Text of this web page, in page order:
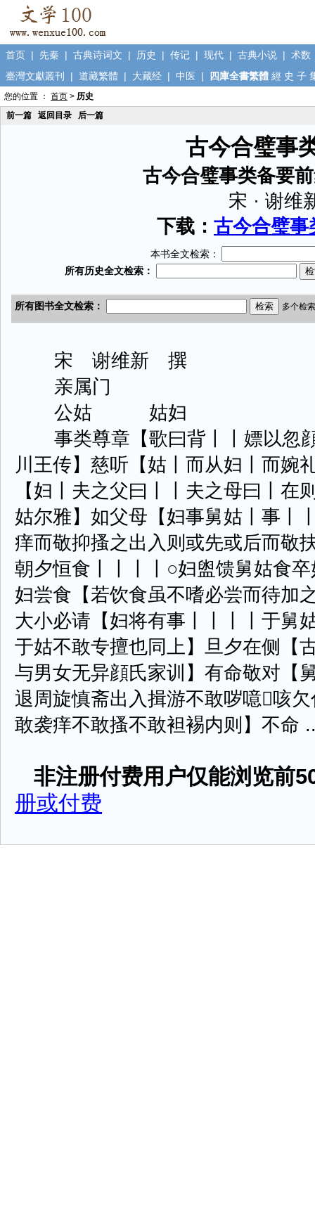
首页 | 先秦 | 古典诗词文 | 历史 | 传记 | 现代 | 古典小说 | 术数
臺灣文獻叢刊
| 道藏繁體 | 大藏经 | 中医 | 四庫全書繁體 經 史 子
您的位置 ： 首页 > 历史
前一篇
返回目录 后一篇
古今合璧事
古今合璧事类备要
宋 · 谢维
下载： 古今合璧
本书全文检索：
宋 谢维新 撰
亲属门
公姑 姑妇
事类尊章【歌曰背丨丨嫖以忽
川王传】慈听【姑丨而从妇丨而婉
【妇丨夫之父曰丨丨夫之母曰丨在
姑尔雅】如父母【妇事舅姑丨事丨
痒而敬抑搔之出入则或先或后而敬
朝夕恒食丨丨丨丨○妇盥馈舅姑食
妇尝食【若饮食虽不嗜必尝而待加
大小必请【妇将有事丨丨丨丨于舅
于姑不敢专擅也同上】旦夕在侧【
与男女无异顔氏家训】有命敬对【
退周旋慎斋出入揖游不敢哕噫咳
敢袭痒不敢搔不敢袒裼内则】不命
非注册付费用户仅能浏览前
册或付费